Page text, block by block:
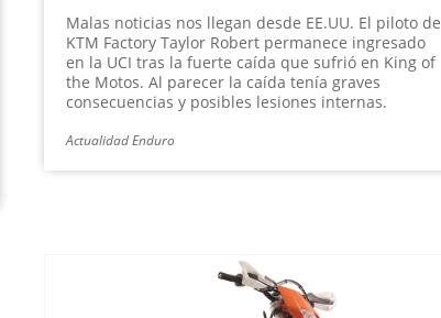
Malas noticias nos llegan desde EE.UU. El piloto de
KTM Factory Taylor Robert permanece ingresado
en la UCI tras la fuerte caída que sufrió en King of
the Motos. Al parecer la caída tenía graves
consecuencias y posibles lesiones internas.
Actualidad Enduro